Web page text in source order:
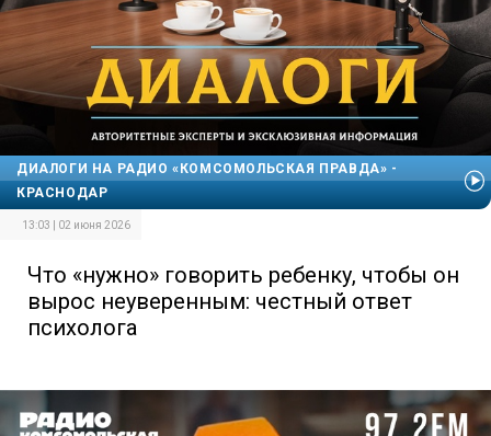
ДИАЛОГИ НА РАДИО «КОМСОМОЛЬСКАЯ ПРАВДА» -
КРАСНОДАР
13:03 | 02 июня 2026
Что «нужно» говорить ребенку, чтобы он
вырос неуверенным: честный ответ
психолога